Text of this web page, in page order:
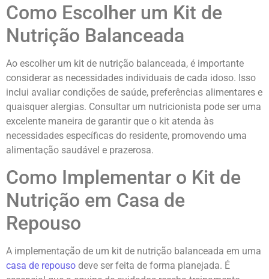
Como Escolher um Kit de
Nutrição Balanceada
Ao escolher um kit de nutrição balanceada, é importante
considerar as necessidades individuais de cada idoso. Isso
inclui avaliar condições de saúde, preferências alimentares e
quaisquer alergias. Consultar um nutricionista pode ser uma
excelente maneira de garantir que o kit atenda às
necessidades específicas do residente, promovendo uma
alimentação saudável e prazerosa.
Como Implementar o Kit de
Nutrição em Casa de
Repouso
A implementação de um kit de nutrição balanceada em uma
casa de repouso deve ser feita de forma planejada. É